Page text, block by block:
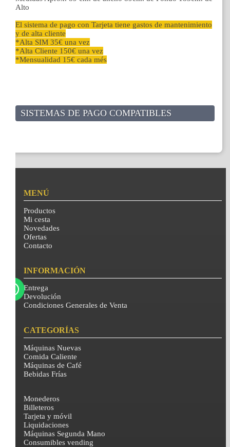
Alto
El sistema de pago con Tarjeta tiene gastos de mantenimiento
y de alta cliente
*Alta SIM 35€ una vez
*Alta Cliente 150€ una vez
*Mensualidad 15€ cada més
SISTEMAS DE PAGO COMPATIBLES
MENÚ
Productos
Mi cesta
Novedades
Ofertas
Contacto
INFORMACIÓN
Entrega
Devolución
Condiciones Generales de Venta
CATEGORÍAS
Máquinas Nuevas
Comida Caliente
Máquinas de Café
Bebidas Frías
Monederos
Billeteros
Tarjeta y móvil
Liquidaciones
Máquinas Segunda Mano
Consumibles vending